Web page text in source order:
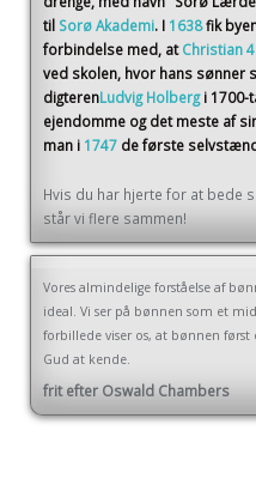
til Sorø Akademi. I 1638fik
forbindelse med, at Christian
ved skolen, hvor hans sønner
digterenLudvig Holberg i 1700-
ejendomme og det meste af
man i 1747 de første
Hvis du har hjerte for at bede
står vi flere sammen!
Vores almindelige forståelse af
ideal. Vi ser på bønnen som et
forbillede viser os, at bønnen
Gud at kende.
frit efter Oswald Chambers